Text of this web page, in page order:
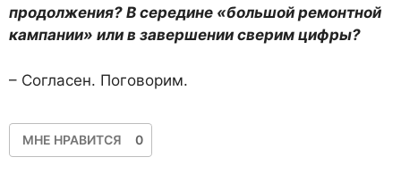
продолжения? В середине «большой ремонтной
кампании» или в завершении сверим цифры?
– Согласен. Поговорим.
МНЕ НРАВИТСЯ 0